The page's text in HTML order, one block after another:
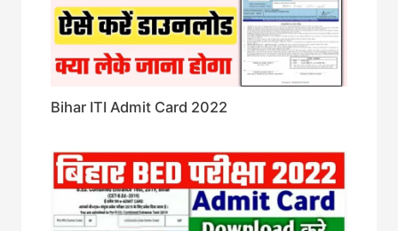
Bihar ITI Admit Card 2022